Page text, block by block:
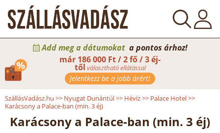
Add meg a dátumokat a pontos árhoz!
már 186 000 Ft / 2 fő / 3 éj-
től választható ellátással
Jelentkezz be a jobb árért!
SzállásVadász.hu >> Nyugat Dunántúl>> Hévíz>> Palace Hotel>>
Karácsony a Palace-ban (min. 3 éj)
Karácsony a Palace-ban (min. 3 éj)